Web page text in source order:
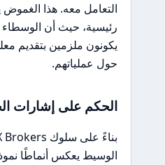
التعامل معه. هذا
رئيسية، حيث أن
يكونون ملزمين بتقديم
حول عملياتهم.
الحكم على إشارات
الوسيط يعكس أنماطًا